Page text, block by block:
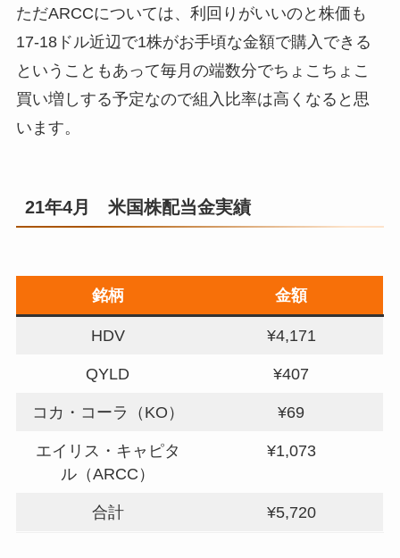
ただARCCについては、利回りがいいのと株価も
17-18ドル近辺で1株がお手頃な金額で購入できる
ということもあって毎月の端数分でちょこちょこ
買い増しする予定なので組入比率は高くなると思
います。
21年4月 米国株配当金実績
銘柄 金額
HDV ¥4,171
QYLD ¥407
コカ・コーラ（KO） ¥69
エイリス・キャピタ
ル（ARCC）
¥1,073
合計 ¥5,720